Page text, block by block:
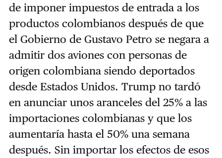
de imponer impuestos de entrada a los
productos colombianos después de que
el Gobierno de Gustavo Petro se negara a
admitir dos aviones con personas de
origen colombiana siendo deportados
desde Estados Unidos. Trump no tardó
en anunciar unos aranceles del 25% a las
importaciones colombianas y que los
aumentaría hasta el 50% una semana
después. Sin importar los efectos de esos